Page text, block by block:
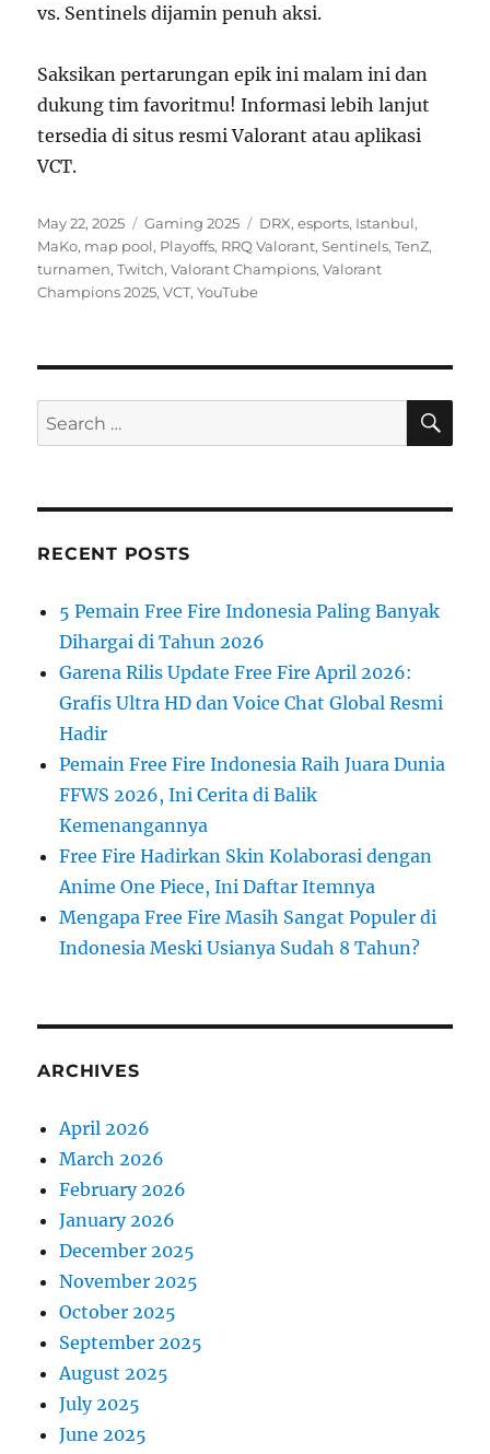
vs. Sentinels dijamin penuh aksi.
Saksikan pertarungan epik ini malam ini dan
dukung tim favoritmu! Informasi lebih lanjut
tersedia di situs resmi Valorant atau aplikasi
VCT.
Posted
on
May 22, 2025 Categories
Gaming 2025 Tags
DRX,esports, Istanbul,
MaKo, map pool, Playoffs, RRQ Valorant,Sentinels,TenZ,
turnamen,Twitch,Valorant Champions,Valorant
Champions 2025,VCT,YouTube
Search
for:
RECENT POSTS
5 Pemain Free Fire Indonesia Paling Banyak
Dihargai di Tahun 2026
Garena Rilis Update Free Fire April 2026:
Grafis Ultra HD dan Voice Chat Global Resmi
Hadir
Pemain Free Fire Indonesia Raih Juara Dunia
FFWS 2026, Ini Cerita di Balik
Kemenangannya
Free Fire Hadirkan Skin Kolaborasi dengan
Anime One Piece, Ini Daftar Itemnya
Mengapa Free Fire Masih Sangat Populer di
Indonesia Meski Usianya Sudah 8 Tahun?
ARCHIVES
April 2026
March 2026
February 2026
January 2026
December 2025
November 2025
October 2025
September 2025
August 2025
July 2025
June 2025